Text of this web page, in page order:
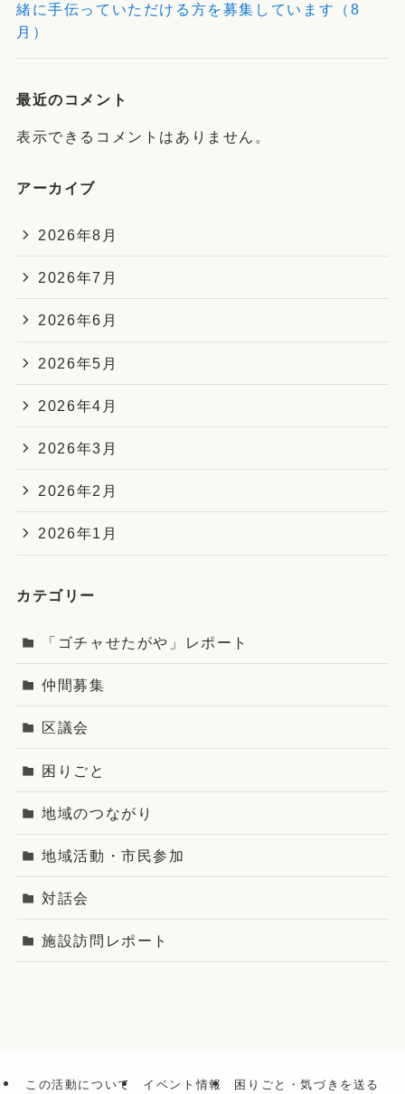
緒に手伝っていただける方を募集しています（8
月）
最近のコメント
表示できるコメントはありません。
アーカイブ
2026年8月
2026年7月
2026年6月
2026年5月
2026年4月
2026年3月
2026年2月
2026年1月
カテゴリー
「ゴチャせたがや」レポート
仲間募集
区議会
困りごと
地域のつながり
地域活動・市民参加
対話会
施設訪問レポート
この活動について イベント情報 困りごと・気づきを送る